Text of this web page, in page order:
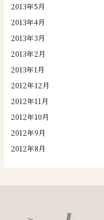
2013年5月
2013年4月
2013年3月
2013年2月
2013年1月
2012年12月
2012年11月
2012年10月
2012年9月
2012年8月